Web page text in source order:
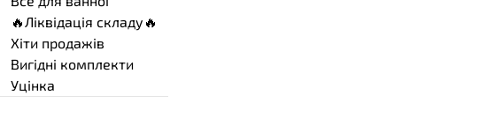
🔥Ліквідація складу🔥
Хіти продажів
Вигідні комплекти
Уцінка